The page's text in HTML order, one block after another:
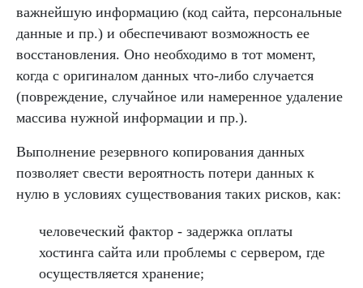
важнейшую информацию (код сайта, персональные
данные и пр.) и обеспечивают возможность ее
восстановления. Оно необходимо в тот момент,
когда с оригиналом данных что-либо случается
(повреждение, случайное или намеренное удаление
массива нужной информации и пр.).
Выполнение резервного копирования данных
позволяет свести вероятность потери данных к
нулю в условиях существования таких рисков, как:
человеческий фактор - задержка оплаты
хостинга сайта или проблемы с сервером, где
осуществляется хранение;